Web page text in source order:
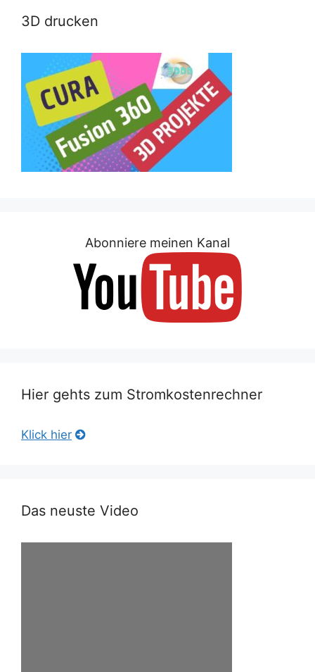
3D drucken
Abonniere meinen Kanal
Hier gehts zum Stromkostenrechner
Klick hier
Das neuste Video